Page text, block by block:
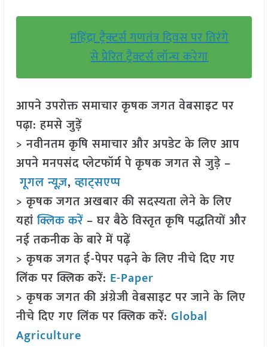
महिंद्रा ट्रैक्टर्स गणतंत्र दिवस पर तिरंगे
से प्रेरित ट्रैक्टर्स लॉन्च करेगा
आपने उपरोक्त समाचार कृषक जगत वेबसाइट पर
पढ़ा: हमसे जुड़ें
> नवीनतम कृषि समाचार और अपडेट के लिए आप
अपने मनपसंद प्लेटफॉर्म पे कृषक जगत से जुड़े –
गूगल न्यूज़,व्हाट्सएप्प
> कृषक जगत अखबार की सदस्यता लेने के लिए
यहांक्लिक करें– घर बैठे विस्तृत कृषि पद्धतियों और
नई तकनीक के बारे में पढ़ें
> कृषक जगत ई-पेपर पढ़ने के लिए नीचे दिए गए
लिंक पर क्लिक करें: E-Paper
> कृषक जगत की अंग्रेजी वेबसाइट पर जाने के लिए
नीचे दिए गए लिंक पर क्लिक करें: Global
Agriculture